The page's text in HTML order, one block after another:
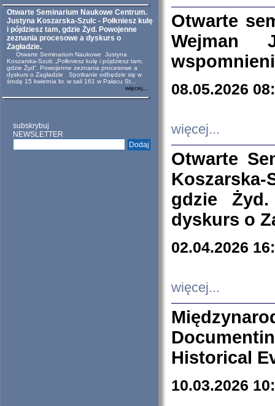
Otwarte Seminarium Naukowe Centrum.
Justyna Koszarska-Szulc - Połkniesz kulę
i pójdziesz tam, gdzie Żyd. Powojenne
zeznania procesowe a dyskurs o
Zagładzie.
Otwarte Seminarium Naukowe Justyna
Koszarska-Szulc „Połkniesz kulę i pójdziesz tam,
gdzie Żyd”. Powojenne zeznania procesowe a
dyskurs o Zagładzie Spotkanie odbędzie się w
środę 15 kwietnia br. w sali 161 w Pałacu St...
więcej...
subskrybuj
NEWSLETTER
Otwarte
Wejman
08.05.2026
więcej...
Otwarte
Koszarska-
gdzie
dyskurs o
02.04.2026
więcej...
Historical
10.03.2026